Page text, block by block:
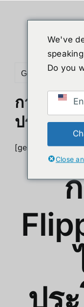
Go to...
การนำ
ประโยชน์
[geoip
ปร
We've
Do you
Close